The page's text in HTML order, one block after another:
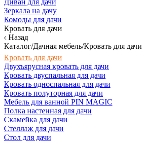
Диван для дачи
Зеркала на дачу
Комоды для дачи
Кровать для дачи
Назад
Каталог/Дачная мебель/Кровать для дачи
Кровать для дачи
Двухъярусная кровать для дачи
Кровать двуспальная для дачи
Кровать односпальная для дачи
Кровать полуторная для дачи
Мебель для ванной PIN MAGIC
Полка настенная для дачи
Скамейка для дачи
Стеллаж для дачи
Стол для дачи